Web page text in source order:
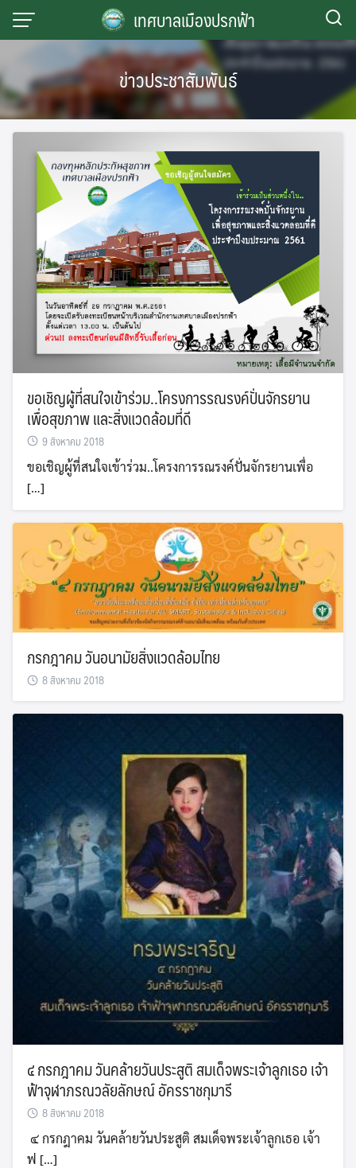
Skip
เทศบาลเมืองปรกฟ้า
ข่าวประชาสัมพันธ์
ขอเชิญผู้ที่สนใจเข้าร่วม..โครงการรณรงค์ปั่นจักรยาน
เพื่อสุขภาพ และสิ่งแวดล้อมที่ดี
9 สิงหาคม 2018
ขอเชิญผู้ที่สนใจเข้าร่วม..โครงการรณรงค์ปั่นจักรยานเพื่อ
[…]
กรกฎาคม วันอนามัยสิ่งแวดล้อมไทย
8 สิงหาคม 2018
๔ กรกฎาคม วันคล้ายวันประสูติ สมเด็จพระเจ้าลูกเธอ เจ้า
ฟ้าจุฬาภรณวลัยลักษณ์ อัครราชกุมารี
8 สิงหาคม 2018
๔ กรกฎาคม วันคล้ายวันประสูติ สมเด็จพระเจ้าลูกเธอ เจ้า
ฟ […]